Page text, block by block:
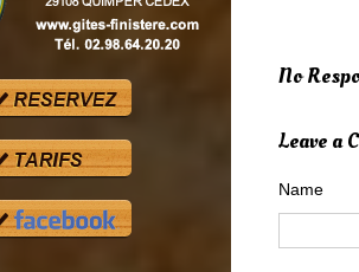
No
Leave a
Name